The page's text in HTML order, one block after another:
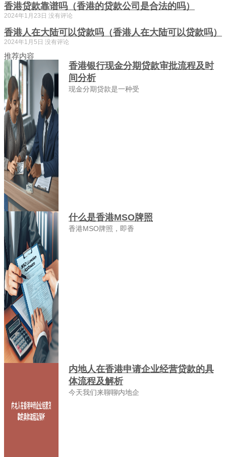
香港贷款靠谱吗（香港的贷款公司是合法的吗）
2024年1月23日 没有评论
香港人在大陆可以贷款吗（香港人在大陆可以贷款吗）
2024年1月5日 没有评论
推荐内容
香港银行现金分期贷款审批流程及时
间分析
现金分期贷款是一种受
什么是香港MSO牌照
香港MSO牌照，即香
内地人在香港申请企业经营贷款的具
体流程及解析
今天我们来聊聊内地企